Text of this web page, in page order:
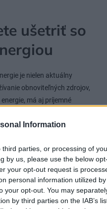
Information
parties, or processing of
by us, please use the below
your opt-out request is
personal information utilized
your opt-out. You may
by third parties on the IAB’s
ušetriť so
je nielen aktuálny
obnoviteľných zdrojov,
má aj príjemné
technológie, ktoré